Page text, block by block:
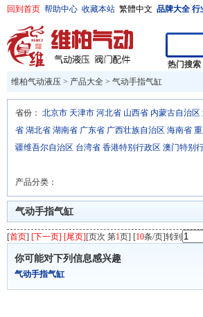
回到首页 帮助中心 收藏本站 繁體中文 品牌大全 行
热门搜索
维柏气动液压 > 产品大全 > 气动手指气缸
省份： 北京市 天津市 河北省 山西省 内蒙古自治区
省 湖北省 湖南省 广东省 广西壮族自治区 海南省
疆维吾尔自治区 台湾省 香港特别行政区 澳门特别
产品分类：
气动手指气缸
[首页] [下一页] [尾页][页次 第1页] [10条/页]转到
你可能对下列信息感兴趣
气动手指气缸